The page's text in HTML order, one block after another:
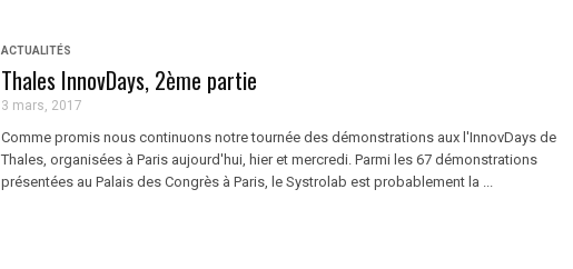
ACTUALITÉS
Thales InnovDays, 2ème partie
3 mars, 2017
Comme promis nous continuons notre tournée des démonstrations aux l'InnovDays de
Thales, organisées à Paris aujourd'hui, hier et mercredi. Parmi les 67 démonstrations
présentées au Palais des Congrès à Paris, le Systrolab est probablement la ...